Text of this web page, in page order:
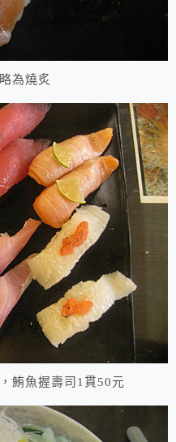
為燒炙
鮪魚握壽司1貫50元